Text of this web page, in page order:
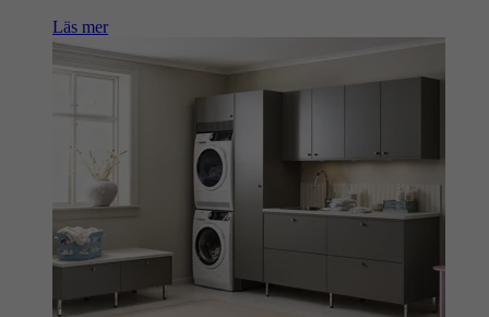
Läs mer